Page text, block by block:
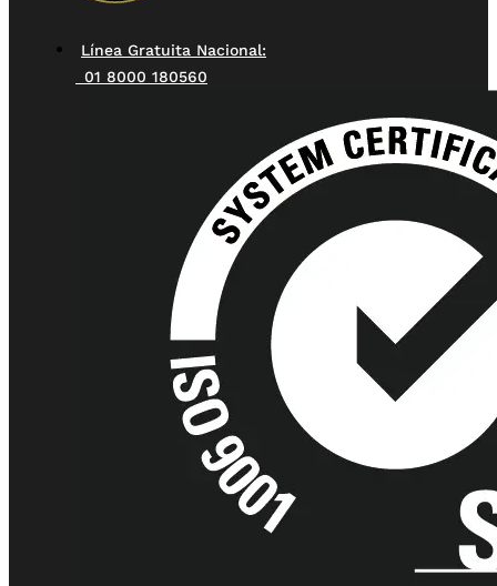
Línea Gratuita Nacional:
01 8000 180560